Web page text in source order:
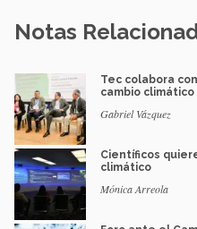
Notas
Tec colabora
cambio climático
Gabriel Vázquez
Científicos
climático
Mónica Arreola